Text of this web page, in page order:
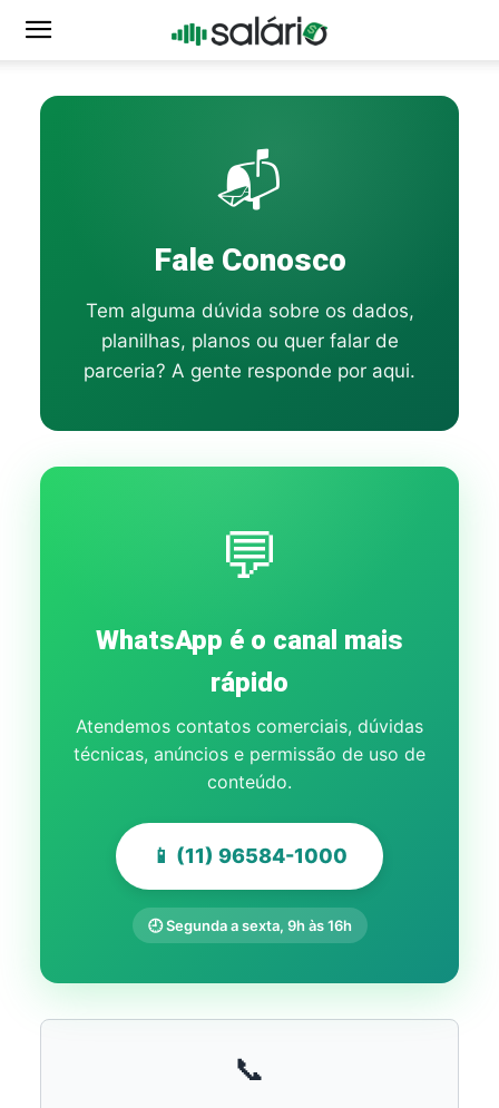
📬
Fale Conosco
Tem alguma dúvida sobre os dados,
planilhas, planos ou quer falar de
parceria? A gente responde por aqui.
💬
WhatsApp é o canal mais
rápido
Atendemos contatos comerciais, dúvidas
técnicas, anúncios e permissão de uso de
conteúdo.
📱 (11) 96584-1000
🕘 Segunda a sexta, 9h às 16h
📞